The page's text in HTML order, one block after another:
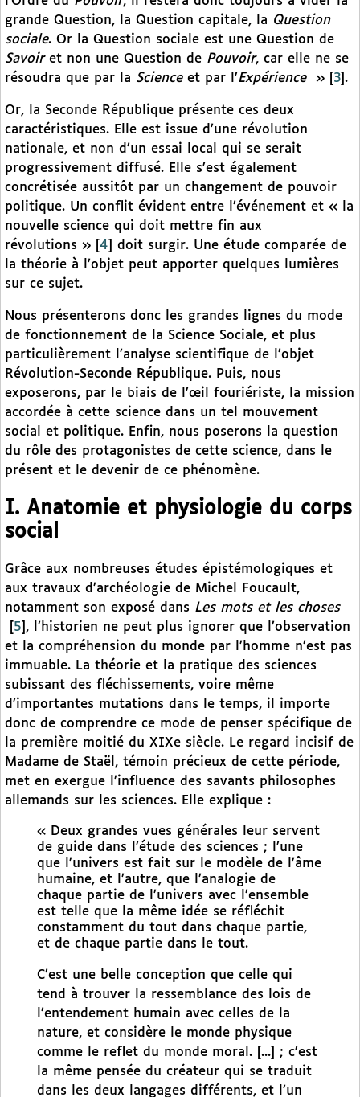
grande Question, la Question capitale, la Question
sociale. Or la Question sociale est une Question de
Savoiret non une Question de Pouvoir, car elle ne se
résoudra que par la Scienceet par l’Expérience » 3 .
Or, la Seconde République présente ces deux
caractéristiques. Elle est issue d’une révolution
nationale, et non d’un essai local qui se serait
progressivement diffusé. Elle s’est également
concrétisée aussitôt par un changement de pouvoir
politique. Un conflit évident entre l’événement et « la
nouvelle science qui doit mettre fin aux
révolutions »
4
doit surgir. Une étude comparée de
la théorie à l’objet peut apporter quelques lumières
sur ce sujet.
Nous présenterons donc les grandes lignes du mode
de fonctionnement de la Science Sociale, et plus
particulièrement l’analyse scientifique de l’objet
Révolution-Seconde République. Puis, nous
exposerons, par le biais de l’œil fouriériste, la mission
accordée à cette science dans un tel mouvement
social et politique. Enfin, nous poserons la question
du rôle des protagonistes de cette science, dans le
présent et le devenir de ce phénomène.
I. Anatomie et physiologie du corps
social
Grâce aux nombreuses études épistémologiques et
aux travaux d’archéologie de Michel Foucault,
notamment son exposé dans Les mots et les choses
5 , l’historien ne peut plus ignorer que l’observation
et la compréhension du monde par l’homme n’est pas
immuable. La théorie et la pratique des sciences
subissant des fléchissements, voire même
d’importantes mutations dans le temps, il importe
donc de comprendre ce mode de penser spécifique de
la première moitié du XIXe siècle. Le regard incisif de
Madame de Staël, témoin précieux de cette période,
met en exergue l’influence des savants philosophes
allemands sur les sciences. Elle explique :
« Deux grandes vues générales leur servent
de guide dans l’étude des sciences ; l’une
que l’univers est fait sur le modèle de l’âme
humaine, et l’autre, que l’analogie de
chaque partie de l’univers avec l’ensemble
est telle que la même idée se réfléchit
constamment du tout dans chaque partie,
et de chaque partie dans le tout.
C’est une belle conception que celle qui
tend à trouver la ressemblance des lois de
l’entendement humain avec celles de la
nature, et considère le monde physique
comme le reflet du monde moral. [...] ; c’est
la même pensée du créateur qui se traduit
dans les deux langages différents, et l’un